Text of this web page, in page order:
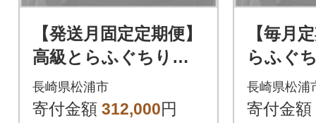
【発送月固定定期便】
高級とらふぐちり鍋
と高級クエ鍋セット
全6回
長崎県松浦市
寄付金額 312,000円
【毎月
らふぐ
クエ鍋
長崎県松浦
寄付金額